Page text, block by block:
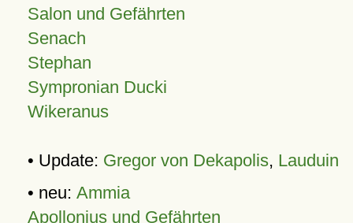
Salon und Gefährten
Senach
Stephan
Sympronian Ducki
Wikeranus
• Update: Gregor von Dekapolis, Lauduin
• neu: Ammia
Apollonius und Gefährten